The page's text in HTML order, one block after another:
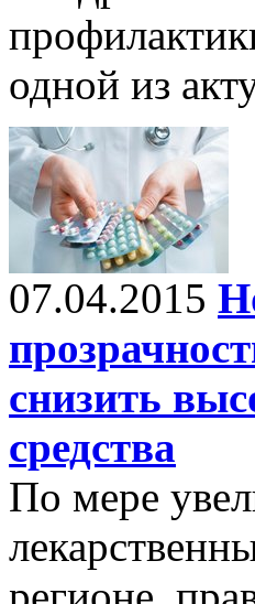
одной из
07.04.2015
снизить
средства
По мере